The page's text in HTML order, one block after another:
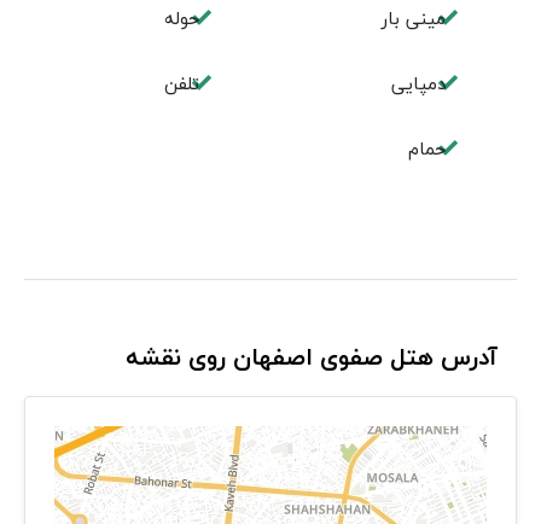
مینی بار حوله
دمپایی تلفن
حمام
آدرس هتل صفوی اصفهان روی نقشه